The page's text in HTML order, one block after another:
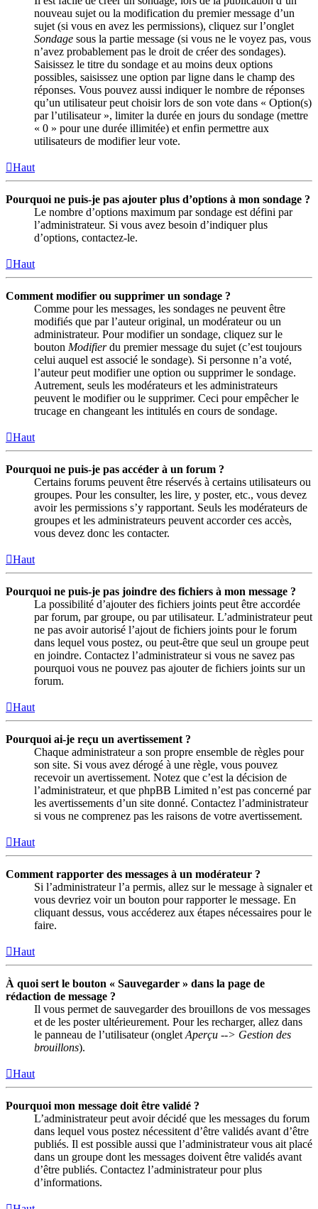
nouveau sujet ou la modification du premier message d’un
sujet (si vous en avez les permissions), cliquez sur l’onglet
Sondage sous la partie message (si vous ne le voyez pas, vous
n’avez probablement pas le droit de créer des sondages).
Saisissez le titre du sondage et au moins deux options
possibles, saisissez une option par ligne dans le champ des
réponses. Vous pouvez aussi indiquer le nombre de réponses
qu’un utilisateur peut choisir lors de son vote dans « Option(s)
par l’utilisateur », limiter la durée en jours du sondage (mettre
« 0 » pour une durée illimitée) et enfin permettre aux
utilisateurs de modifier leur vote.
Haut
Pourquoi ne puis-je pas ajouter plus d’options à mon sondage ?
Le nombre d’options maximum par sondage est défini par
l’administrateur. Si vous avez besoin d’indiquer plus
d’options, contactez-le.
Haut
Comment modifier ou supprimer un sondage ?
Comme pour les messages, les sondages ne peuvent être
modifiés que par l’auteur original, un modérateur ou un
administrateur. Pour modifier un sondage, cliquez sur le
bouton Modifierdu premier message du sujet (c’est toujours
celui auquel est associé le sondage). Si personne n’a voté,
l’auteur peut modifier une option ou supprimer le sondage.
Autrement, seuls les modérateurs et les administrateurs
peuvent le modifier ou le supprimer. Ceci pour empêcher le
trucage en changeant les intitulés en cours de sondage.
Haut
Pourquoi ne puis-je pas accéder à un forum ?
Certains forums peuvent être réservés à certains utilisateurs ou
groupes. Pour les consulter, les lire, y poster, etc., vous devez
avoir les permissions s’y rapportant. Seuls les modérateurs de
groupes et les administrateurs peuvent accorder ces accès,
vous devez donc les contacter.
Haut
Pourquoi ne puis-je pas joindre des fichiers à mon message ?
La possibilité d’ajouter des fichiers joints peut être accordée
par forum, par groupe, ou par utilisateur. L’administrateur peut
ne pas avoir autorisé l’ajout de fichiers joints pour le forum
dans lequel vous postez, ou peut-être que seul un groupe peut
en joindre. Contactez l’administrateur si vous ne savez pas
pourquoi vous ne pouvez pas ajouter de fichiers joints sur un
forum.
Haut
Pourquoi ai-je reçu un avertissement ?
Chaque administrateur a son propre ensemble de règles pour
son site. Si vous avez dérogé à une règle, vous pouvez
recevoir un avertissement. Notez que c’est la décision de
l’administrateur, et que phpBB Limited n’est pas concerné par
les avertissements d’un site donné. Contactez l’administrateur
si vous ne comprenez pas les raisons de votre avertissement.
Haut
Comment rapporter des messages à un modérateur ?
Si l’administrateur l’a permis, allez sur le message à signaler et
vous devriez voir un bouton pour rapporter le message. En
cliquant dessus, vous accéderez aux étapes nécessaires pour le
faire.
Haut
À quoi sert le bouton « Sauvegarder » dans la page de
rédaction de message ?
Il vous permet de sauvegarder des brouillons de vos messages
et de les poster ultérieurement. Pour les recharger, allez dans
le panneau de l’utilisateur (onglet Aperçu --> Gestion des
brouillons).
Haut
Pourquoi mon message doit être validé ?
L’administrateur peut avoir décidé que les messages du forum
dans lequel vous postez nécessitent d’être validés avant d’être
publiés. Il est possible aussi que l’administrateur vous ait placé
dans un groupe dont les messages doivent être validés avant
d’être publiés. Contactez l’administrateur pour plus
d’informations.